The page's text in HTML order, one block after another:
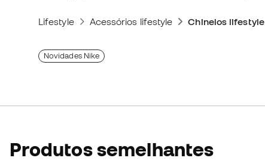
Lifestyle Acessórios lifestyle Chinelos lifestyle
Novidades Nike
Produtos semelhantes